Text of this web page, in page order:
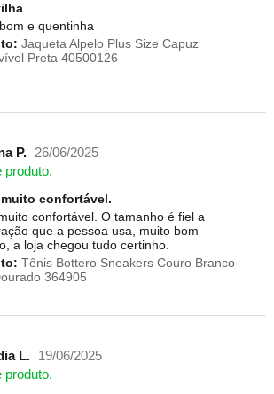
e quentinha
Jaqueta Alpelo Plus Size Capuz
Preta 40500126
P. 26/06/2025
produto.
confortável.
confortável. O tamanho é fiel a
que a pessoa usa, muito bom
a loja chegou tudo certinho.
Tênis Bottero Sneakers Couro Branco
364905
L.
19/06/2025
produto.